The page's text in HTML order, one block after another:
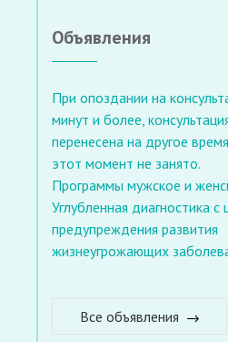
Объявления
При опоздании на
минут и более,
перенесена на другое
этот момент не занято.
Программы мужское и
Углубленная диагностика с
предупреждения развития
жизнеугрожающих
Все объявления